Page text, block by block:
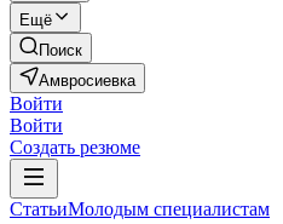
Ещё
Поиск
Амвросиевка
Войти
Войти
Создать резюме
СтатьиМолодым специалистам